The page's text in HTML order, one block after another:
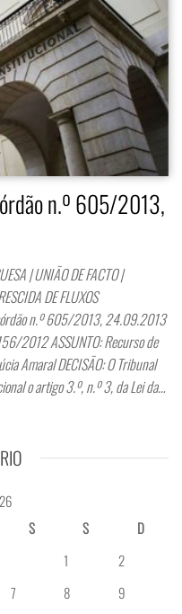
n.º 605/2013,
| UNIÃO DE FACTO |
DE FLUXOS
n.º 605/2013, 24.09.2013
2012 ASSUNTO: Recurso de
Amaral DECISÃO: O Tribunal
o artigo 3.º, n.º 3, da Lei da…
S S
D
1
2
7 8
9